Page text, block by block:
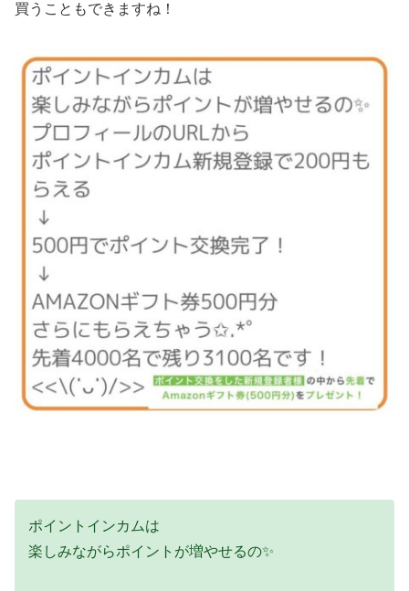
買うこともできますね！
ポイントインカムは
楽しみながらポイントが増やせるの✨